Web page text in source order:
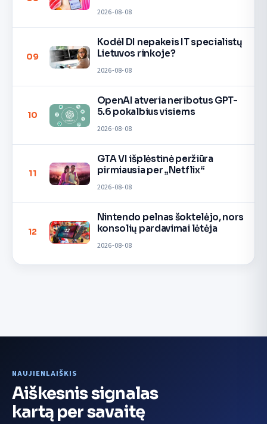
2026-08-08
09
Kodėl DI nepakeis IT specialistų
Lietuvos rinkoje?
2026-08-08
10
OpenAI atveria neribotus GPT-
5.6 pokalbius visiems
2026-08-08
11
GTA VI išplėstinė peržiūra
pirmiausia per „Netflix“
2026-08-08
12
Nintendo pelnas šoktelėjo, nors
konsolių pardavimai lėtėja
2026-08-08
NAUJIENLAIŠKIS
Aiškesnis signalas
kartą per savaitę